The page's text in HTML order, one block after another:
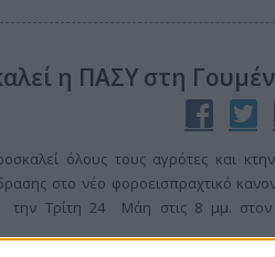
η ΠΑΣΥ στη
όλους τους αγρότες και
στο νέο φοροεισπραχτικό
την Τρίτη 24 Μάη στις 8 μμ. στον